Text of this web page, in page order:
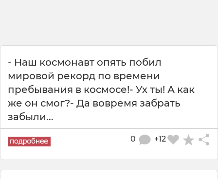
- Наш космонавт опять побил
мировой рекорд по времени
пребывания в космосе!- Ух ты! А как
же он смог?- Да вовремя забрать
забыли...
+12
0